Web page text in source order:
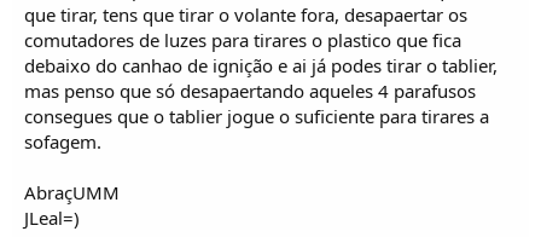
que tirar, tens que tirar o volante fora, desapaertar os
comutadores de luzes para tirares o plastico que fica
debaixo do canhao de ignição e ai já podes tirar o tablier,
mas penso que só desapaertando aqueles 4 parafusos
consegues que o tablier jogue o suficiente para tirares a
sofagem.
AbraçUMM
JLeal=)